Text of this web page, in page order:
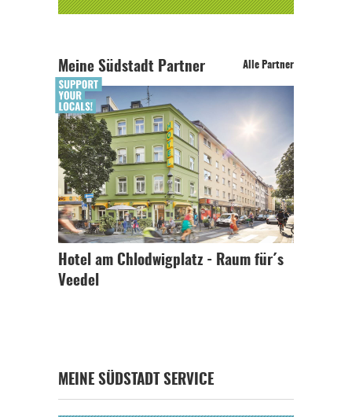
Meine Südstadt Partner Alle Partner
Hotel am Chlodwigplatz - Raum für´s
Veedel
MEINE SÜDSTADT SERVICE